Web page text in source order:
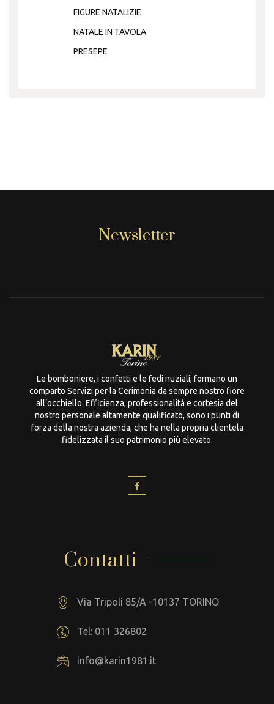
FIGURE NATALIZIE
NATALE IN TAVOLA
PRESEPE
Newsletter
Le bomboniere, i confetti e le fedi nuziali, formano un
comparto Servizi per la Cerimonia da sempre nostro fiore
all’occhiello. Efficienza, professionalità e cortesia del
nostro personale altamente qualificato, sono i punti di
forza della nostra azienda, che ha nella propria clientela
fidelizzata il suo patrimonio più elevato.
Contatti
Via Tripoli 85/A -10137 TORINO
Tel: 011 326802
info@karin1981.it